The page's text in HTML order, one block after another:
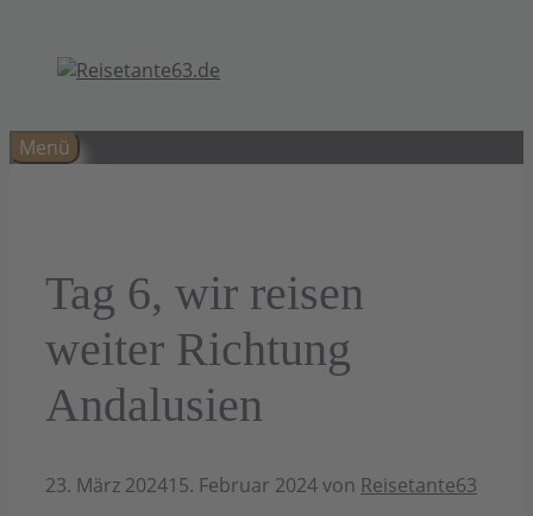
springen
Menü
Tag 6, wir reisen
weiter Richtung
Andalusien
23. März 202415. Februar 2024von Reisetante63